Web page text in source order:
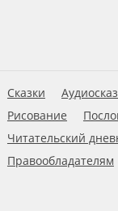
Сказки
Рисование
Читательский
Правообладателям